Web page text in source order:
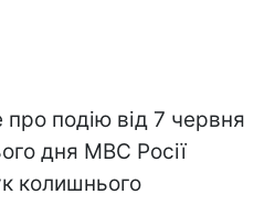
подію від 7 червня
дня МВС Росії
колишнього